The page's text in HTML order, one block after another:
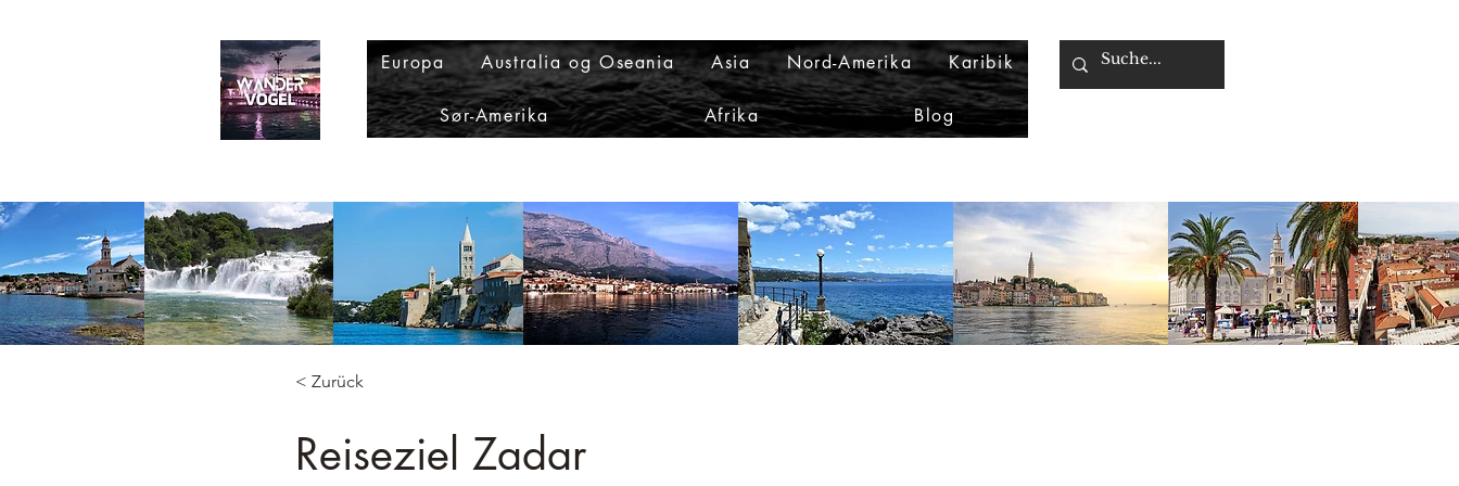
Europa Australia og Oseania Asia Nord-Amerika Karibik
Sør-Amerika Afrika Blog
< Zurück
Reiseziel Zadar